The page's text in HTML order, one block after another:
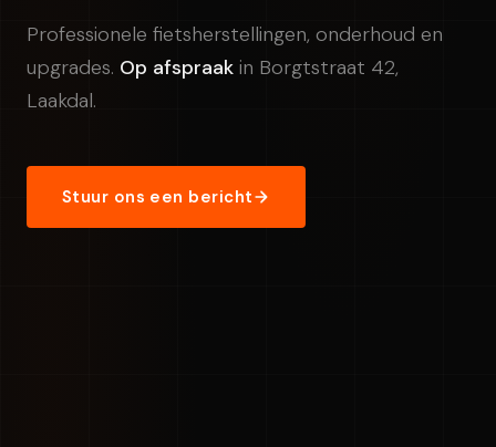
Professionele fietsherstellingen, onderhoud en
upgrades. Op afspraak in Borgtstraat 42,
Laakdal.
Stuur ons een bericht